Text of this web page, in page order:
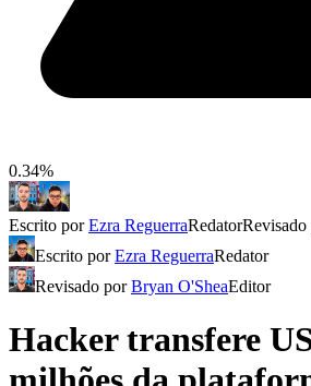
0.34%
Escrito porEzra ReguerraRedator
Escrito porEzra ReguerraRedator
Revisado porBryan O'SheaEditor
Hacker transfere